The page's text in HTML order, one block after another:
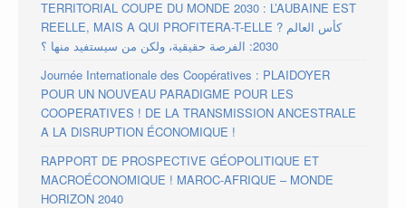
TERRITORIAL COUPE DU MONDE 2030 : L’AUBAINE EST
REELLE, MAIS A QUI PROFITERA-T-ELLE ? كأس العالم
2030: الفرصة حقيقية، ولكن من سيستفيد منها ؟
Journée Internationale des Coopératives : PLAIDOYER
POUR UN NOUVEAU PARADIGME POUR LES
COOPERATIVES ! DE LA TRANSMISSION ANCESTRALE
A LA DISRUPTION ÉCONOMIQUE !
RAPPORT DE PROSPECTIVE GÉOPOLITIQUE ET
MACROÉCONOMIQUE ! MAROC-AFRIQUE – MONDE
HORIZON 2040